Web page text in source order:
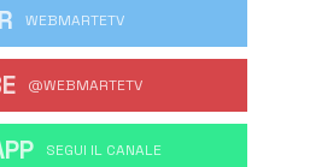
WEBMARTETV
@WEBMARTETV
‎SEGUI IL CANALE